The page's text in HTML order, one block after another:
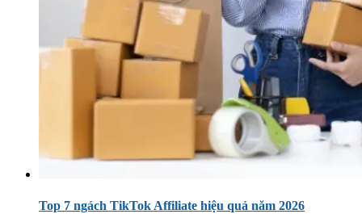
Top 7 ngách TikTok Affiliate hiệu quả năm 2026